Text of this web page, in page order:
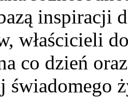
inspiracji
właścicieli
co dzień
świadomego